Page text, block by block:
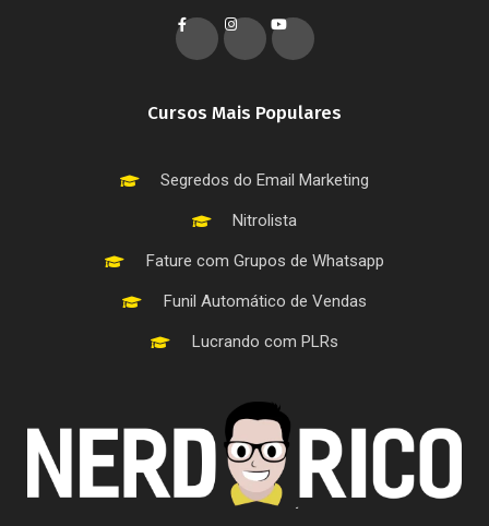
Cursos Mais Populares
Segredos do Email Marketing
Nitrolista
Fature com Grupos de Whatsapp
Funil Automático de Vendas
Lucrando com PLRs